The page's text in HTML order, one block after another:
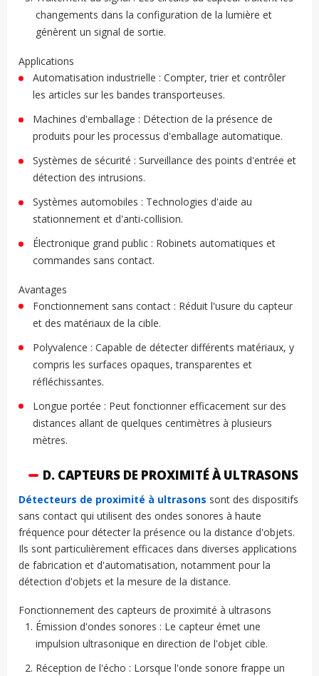
changements dans la configuration de la lumière et
génèrent un signal de sortie.
Applications
Automatisation industrielle : Compter, trier et contrôler
les articles sur les bandes transporteuses.
Machines d'emballage : Détection de la présence de
produits pour les processus d'emballage automatique.
Systèmes de sécurité : Surveillance des points d'entrée et
détection des intrusions.
Systèmes automobiles : Technologies d'aide au
stationnement et d'anti-collision.
Électronique grand public : Robinets automatiques et
commandes sans contact.
Avantages
Fonctionnement sans contact : Réduit l'usure du capteur
et des matériaux de la cible.
Polyvalence : Capable de détecter différents matériaux, y
compris les surfaces opaques, transparentes et
réfléchissantes.
Longue portée : Peut fonctionner efficacement sur des
distances allant de quelques centimètres à plusieurs
mètres.
D. CAPTEURS DE PROXIMITÉ À ULTRASONS
Détecteurs de proximité à ultrasons sont des dispositifs
sans contact qui utilisent des ondes sonores à haute
fréquence pour détecter la présence ou la distance d'objets.
Ils sont particulièrement efficaces dans diverses applications
de fabrication et d'automatisation, notamment pour la
détection d'objets et la mesure de la distance.
Fonctionnement des capteurs de proximité à ultrasons
Émission d'ondes sonores : Le capteur émet une
impulsion ultrasonique en direction de l'objet cible.
Réception de l'écho : Lorsque l'onde sonore frappe un